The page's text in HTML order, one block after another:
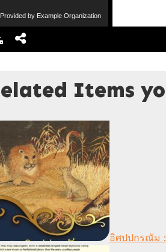
Provided by Example Organization
Items
อิศปปกรณัม